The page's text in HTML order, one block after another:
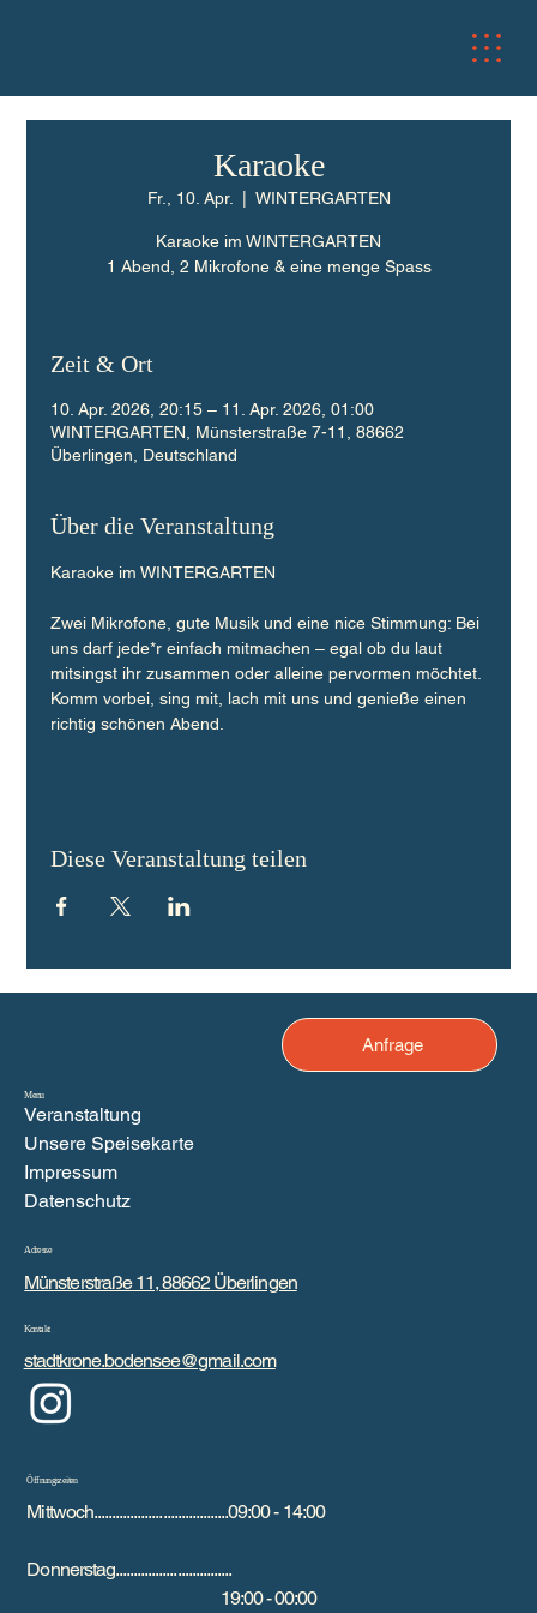
Karaoke
Fr., 10. Apr. WINTERGARTEN
Karaoke im WINTERGARTEN
1 Abend, 2 Mikrofone & eine menge Spass
Zeit & Ort
10. Apr. 2026, 20:15 – 11. Apr. 2026, 01:00
WINTERGARTEN, Münsterstraße 7-11, 88662
Überlingen, Deutschland
Über die Veranstaltung
Karaoke im WINTERGARTEN
Zwei Mikrofone, gute Musik und eine nice Stimmung: Bei
uns darf jede*r einfach mitmachen – egal ob du laut
mitsingst ihr zusammen oder alleine pervormen möchtet.
Komm vorbei, sing mit, lach mit uns und genieße einen
richtig schönen Abend.
Diese Veranstaltung teilen
Anfrage
Menu
Veranstaltung
Unsere Speisekarte
Impressum
Datenschutz
Öffnungszeiten
Mittwoch.....................................09:00 - 14:00
Donnerstag................................
19:00 - 00:00
Adresse
Münsterstraße 11, 88662 Überlingen
Kontakt
stadtkrone.bodensee@gmail.com